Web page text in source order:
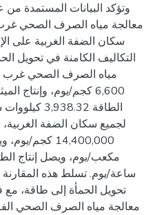
وتؤكد البيانات المستمدة
معالجة مياه الصرف الصحي غرب
سكان الضفة الغربية على
التكاليف الكامنة في تحويل
مياه الصرف الصحي غرب
الطاقة
لجميع سكان الضفة
ساعة/يوم. تسلط هذه المقارنة
تحويل الحمأة إلى طاقة،
معالجة مياه الصرف الصحي